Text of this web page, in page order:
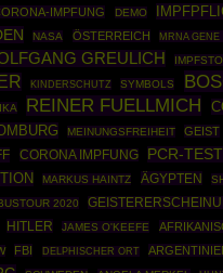
IMPFUNG DEMO
NASA ÖSTERREICH MRNA GENE
GREULICH
KINDERSCHUTZ SYMBOLS
REINER FUELLMICH
MEINUNGSFREIHEIT GEIST
CORONA IMPFUNG PCR-TEST
MARKUS HAINTZ ÄGYPTEN
2020
HITLER JAMES O'KEEFE
FBI DELPHISCHER ORT